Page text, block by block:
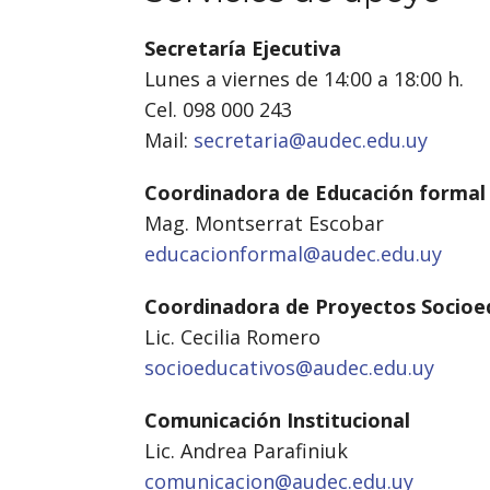
Secretaría Ejecutiva
Lunes a viernes de 14:00 a 18:00 h.
Cel. 098 000 243
Mail: secretaria@audec.edu.uy
Coordinadora de Educación formal
Mag. Montserrat Escobar
educacionformal@audec.edu.uy
Coordinadora de Proyectos
Lic. Cecilia Romero
socioeducativos@audec.edu.uy
Comunicación Institucional
Lic. Andrea Parafiniuk
comunicacion@audec.edu.uy